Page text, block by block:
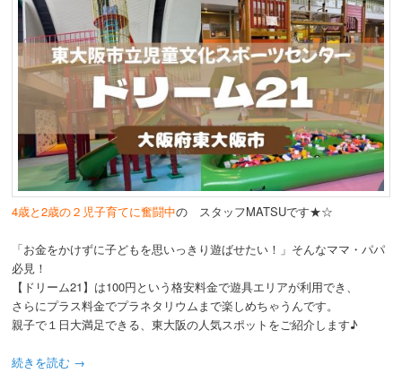
4歳と2歳の２児子育てに奮闘中の スタッフMATSUです★☆
「お金をかけずに子どもを思いっきり遊ばせたい！」そんなママ・パパ
必見！
【ドリーム21】は100円という格安料金で遊具エリアが利用でき、
さらにプラス料金でプラネタリウムまで楽しめちゃうんです。
親子で１日大満足できる、東大阪の人気スポットをご紹介します♪
続きを読む →